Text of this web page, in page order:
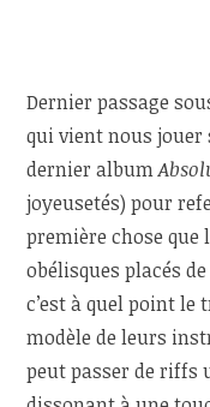
Dernier passage
qui vient nous jouer
dernier album
joyeusetés) pour
première chose que
obélisques placés
c’est à quel point le
modèle de leurs
peut passer de riffs